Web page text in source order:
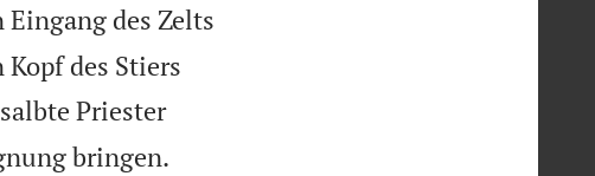
des Zelts
des Stiers
Priester
bringen.